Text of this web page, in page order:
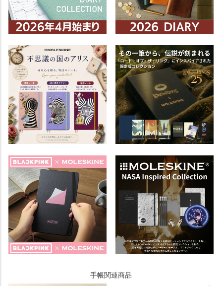
手帳関連商品